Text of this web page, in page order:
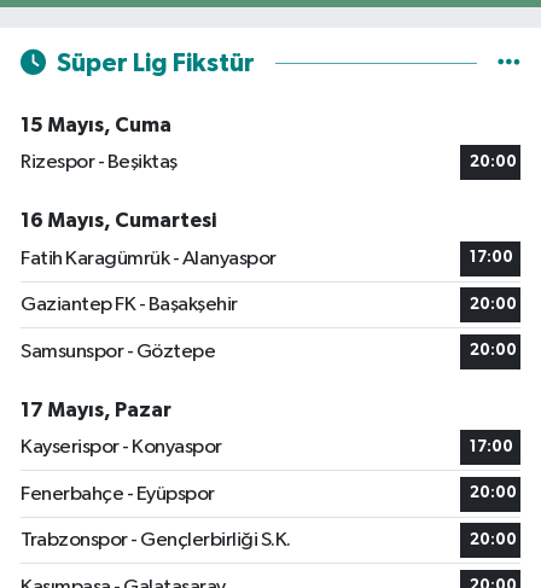
Süper Lig Fikstür
15 Mayıs, Cuma
Rizespor - Beşiktaş
20:00
16 Mayıs, Cumartesi
Fatih Karagümrük - Alanyaspor
17:00
Gaziantep FK - Başakşehir 20:00
Samsunspor - Göztepe 20:00
17 Mayıs, Pazar
Kayserispor - Konyaspor
17:00
Fenerbahçe - Eyüpspor 20:00
Trabzonspor - Gençlerbirliği S.K. 20:00